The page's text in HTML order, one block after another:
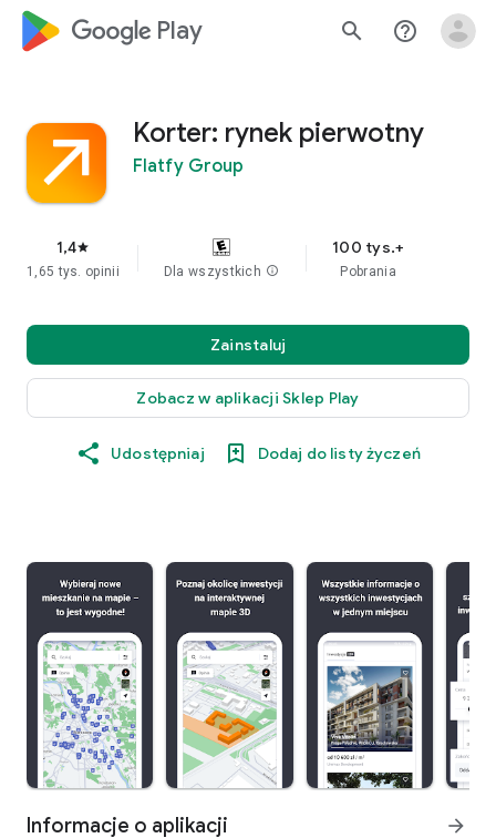
google_logo Play search help_outline
Korter: rynek pierwotny
Flatfy Group
1,4star
1,65 tys. opinii Dla wszystkich info
100 tys.+
Pobrania
Zainstaluj
Zobacz w aplikacji Sklep Play
Udostępniaj Dodaj do listy życzeń
Informacje o aplikacji arrow_forward